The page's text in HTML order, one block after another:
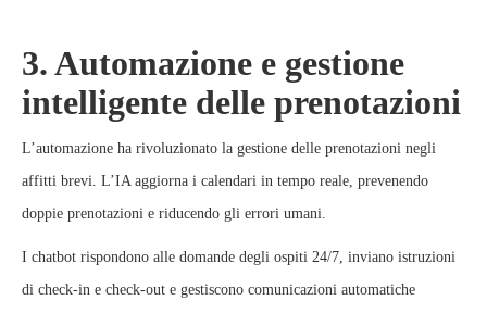
3. Automazione e gestione
intelligente delle prenotazioni
L’automazione ha rivoluzionato la gestione delle prenotazioni negli
affitti brevi. L’IA aggiorna i calendari in tempo reale, prevenendo
doppie prenotazioni e riducendo gli errori umani.
I chatbot rispondono alle domande degli ospiti 24/7, inviano istruzioni
di check-in e check-out e gestiscono comunicazioni automatiche